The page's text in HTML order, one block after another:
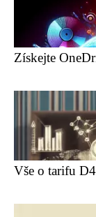
Získejte
Vše o tarifu